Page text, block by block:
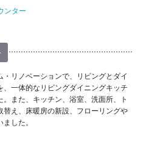
ンター
リノベーションで、リビングとダイ
、一体的なリビングダイニングキッチ
また、キッチン、浴室、洗面所、ト
替え、床暖房の新設、フローリングや
した。